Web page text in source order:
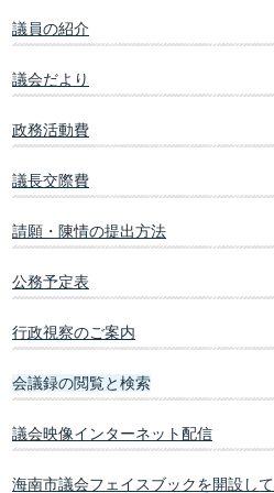
議員の紹介
議会だより
政務活動費
議長交際費
請願・陳情の提出方法
公務予定表
行政視察のご案内
会議録の閲覧と検索
議会映像インターネット配信
海南市議会フェイスブックを開設して